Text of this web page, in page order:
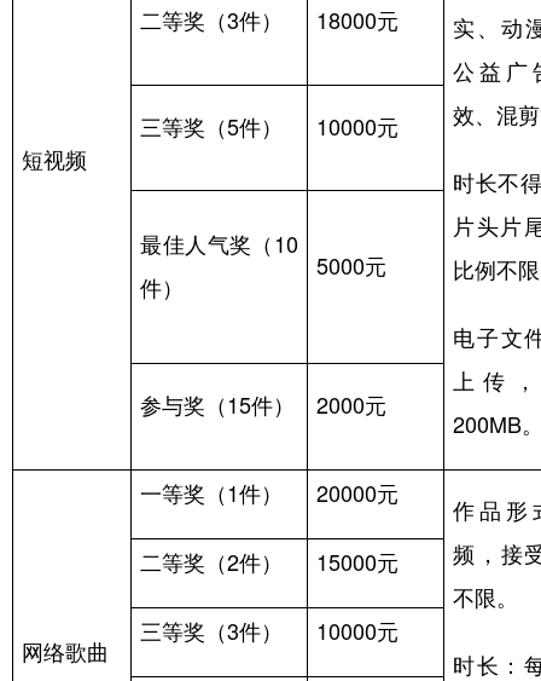
短视频
实、动
公益广
效、混
时长不
片头片
比例不
电子文
上传
200MB
二等奖（3件） 18000元
三等奖（5件） 10000元
最佳人气奖（10
件）
5000元
参与奖（15件） 2000元
网络歌曲
一等奖（1件） 20000元
作品形
频，接
不限。
时长：
二等奖（2件） 15000元
三等奖（3件） 10000元